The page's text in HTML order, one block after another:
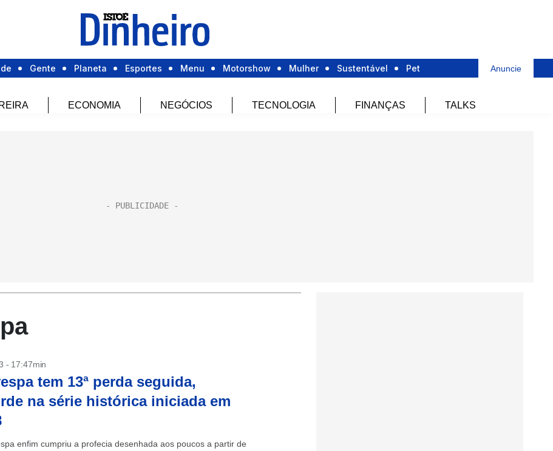
Gente Planeta Esportes Menu Motorshow Mulher Sustentável Pet Anuncie
ECONOMIA NEGÓCIOS TECNOLOGIA FINANÇAS TALKS
- 17:47min
tem 13ª perda seguida,
na série histórica iniciada em
enfim cumpriu a profecia desenhada aos poucos a partir de